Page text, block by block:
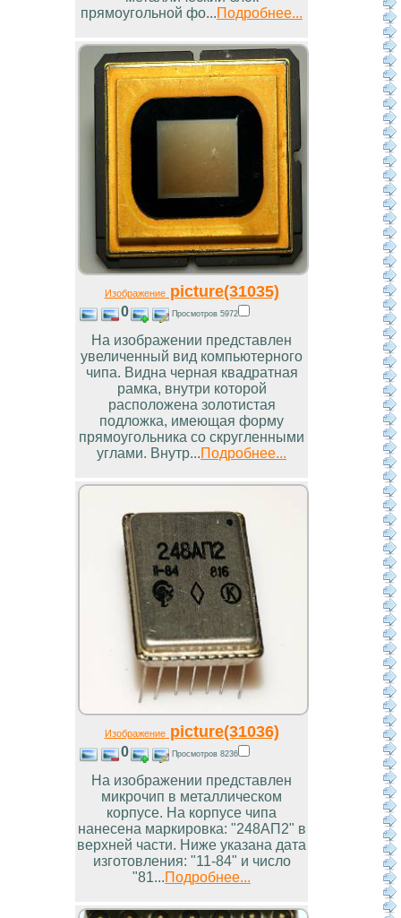
прямоугольной фо...Подробнее...
Изображениеpicture(31035)
0 Просмотров 5972
На изображении представлен
увеличенный вид компьютерного
чипа. Видна черная квадратная
рамка, внутри которой
расположена золотистая
подложка, имеющая форму
прямоугольника со скругленными
углами. Внутр...Подробнее...
Изображениеpicture(31036)
0 Просмотров 8236
На изображении представлен
микрочип в металлическом
корпусе. На корпусе чипа
нанесена маркировка: "248АП2" в
верхней части. Ниже указана дата
изготовления: "11-84" и число
"81...Подробнее...